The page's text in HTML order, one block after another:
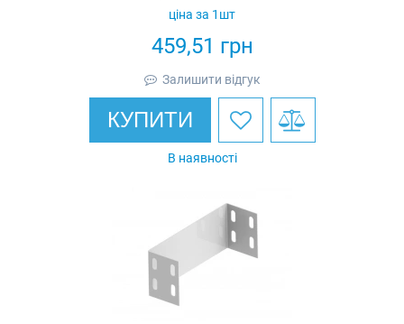
459,51 грн
ціна за 1шт
Залишити відгук
КУПИТИ
В наявності